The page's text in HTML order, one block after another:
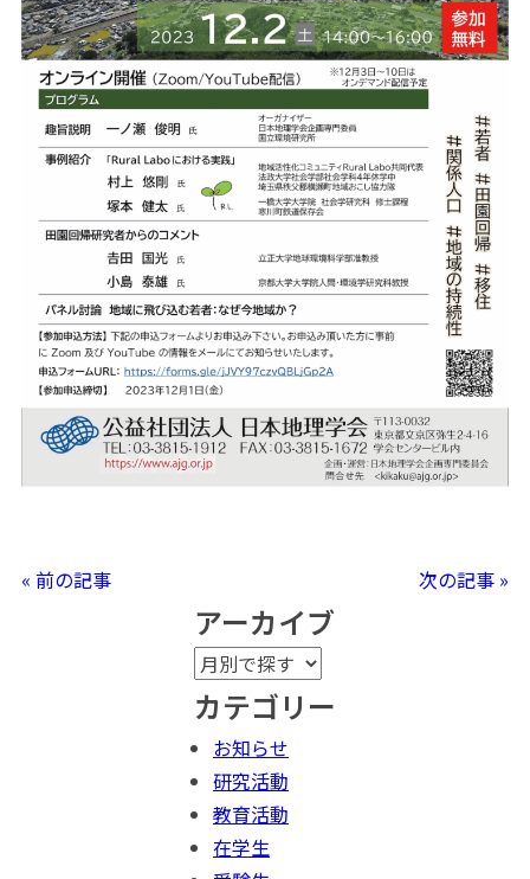
« 前の記事 次の記事 »
アーカイブ
カテゴリー
お知らせ
研究活動
教育活動
在学生